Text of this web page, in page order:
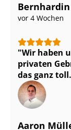
vor 4 Wochen
Wir haben
privaten
das ganz toll.
Aaron